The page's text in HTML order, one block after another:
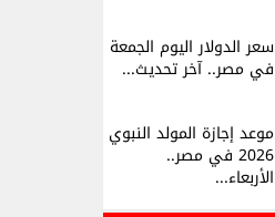
سعر الدولار اليوم الجمعة
في مصر.. آخر تحديث...
موعد إجازة المولد النبوي
2026 في مصر..
الأربعاء...